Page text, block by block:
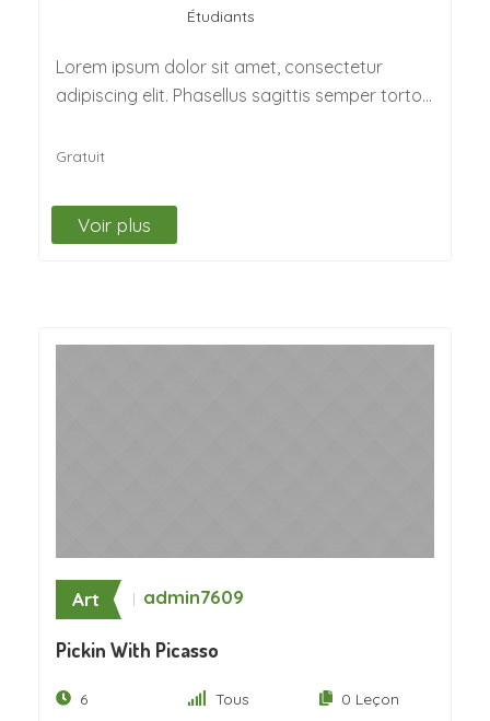
Étudiants
Lorem ipsum dolor sit amet, consectetur
adipiscing elit. Phasellus sagittis semper tortor.
Gratuit
Voir plus
Art admin7609
Pickin With Picasso
6
Tous
0 Leçon